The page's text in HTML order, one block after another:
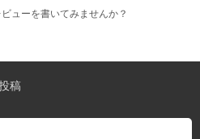
ューを書いてみませんか？
稿